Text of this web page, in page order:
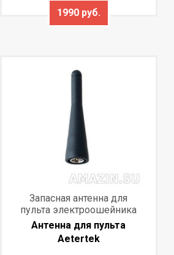
1990 руб.
Запасная антенна для
пульта электроошейника
Антенна для пульта
Aetertek